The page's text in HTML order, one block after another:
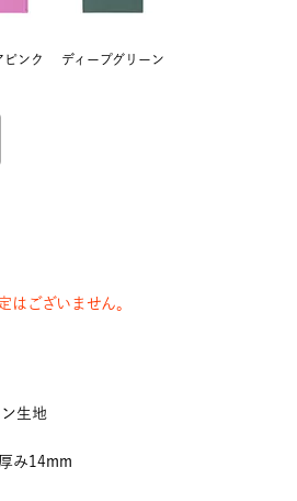
ピンク ディープグリーン
はございません。
生地
み14mm